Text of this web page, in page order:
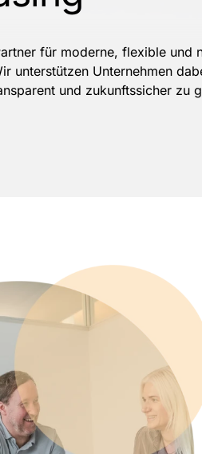
für moderne, flexible und
unterstützen Unternehmen
und zukunftssicher zu